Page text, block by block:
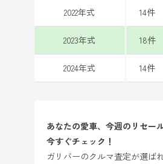
2022年式 14件
2023年式 18件
2024年式 14件
あなたの愛車、今週のリセー
今すぐチェック！
ガリバーのクルマ査定が選ば